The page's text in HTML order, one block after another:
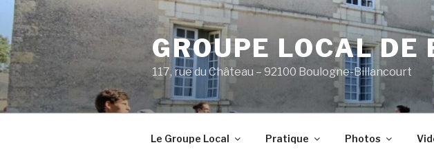
Aller
contenu
principal
GROUPE LOCAL DE
117, rue du Château – 92100 Boulogne-Billancourt
Le Groupe Local Pratique Photos